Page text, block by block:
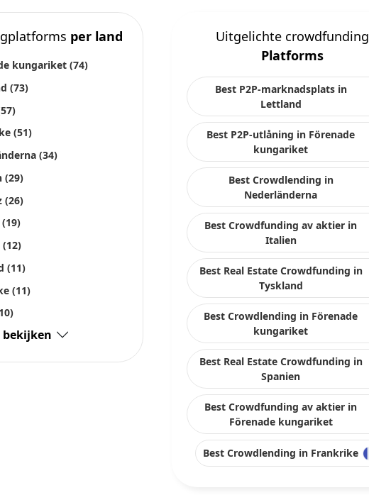
per land
kungariket (74)
(73)
(51)
(34)
(29)
(26)
(19)
(12)
(11)
(11)
bekijken
Uitgelichte crowdfunding
Platforms
Best P2P-marknadsplats in
Lettland
Best P2P-utlåning in Förenade
kungariket
Best Crowdlending in
Nederländerna
Best Crowdfunding av aktier in
Italien
Best Real Estate Crowdfunding in
Tyskland
Best Crowdlending in Förenade
kungariket
Best Real Estate Crowdfunding in
Spanien
Best Crowdfunding av aktier in
Förenade kungariket
Best Crowdlending in Frankrike